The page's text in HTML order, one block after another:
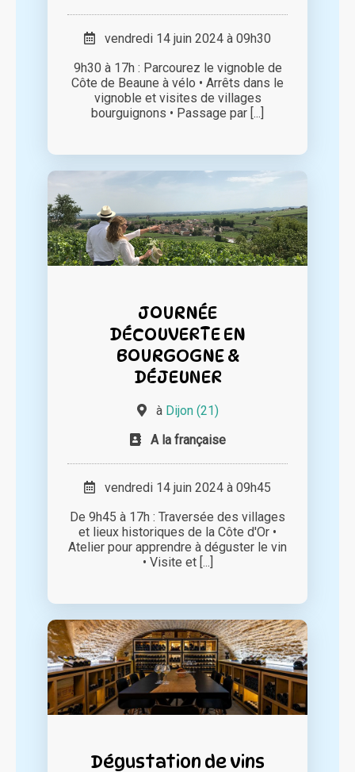
vendredi 14 juin 2024 à 09h30
9h30 à 17h : Parcourez le vignoble de
Côte de Beaune à vélo • Arrêts dans le
vignoble et visites de villages
bourguignons • Passage par [...]
JOURNÉE
DÉCOUVERTE EN
BOURGOGNE &
DÉJEUNER
à Dijon (21)
A la française
vendredi 14 juin 2024 à 09h45
De 9h45 à 17h : Traversée des villages
et lieux historiques de la Côte d'Or •
Atelier pour apprendre à déguster le vin
• Visite et [...]
Dégustation de vins